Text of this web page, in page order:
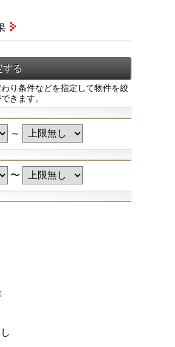
り条件などを指定して物件を絞
きます。
～
〜